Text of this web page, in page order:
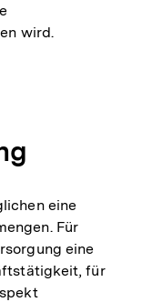
wird.
eine
Für
eine
für